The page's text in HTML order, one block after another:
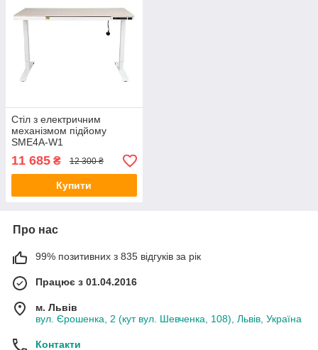
Cтіл з електричним
механізмом підйому
SME4A-W1
11 685 ₴ 12 300 ₴
Купити
Про нас
99% позитивних з 835 відгуків за рік
Працює з 01.04.2016
м. Львів
вул. Єрошенка, 2 (кут вул. Шевченка, 108), Львів, Україна
Контакти